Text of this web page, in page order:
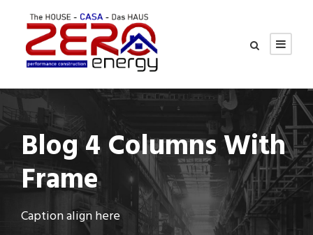
Blog 4 Columns With
Frame
Caption align here